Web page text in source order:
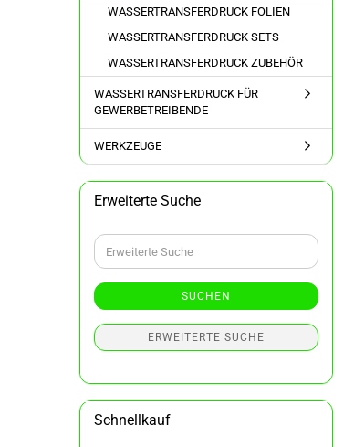
WASSERTRANSFERDRUCK FOLIEN
WASSERTRANSFERDRUCK SETS
WASSERTRANSFERDRUCK ZUBEHÖR
WASSERTRANSFERDRUCK FÜR
GEWERBETREIBENDE
WERKZEUGE
Erweiterte Suche
Erweiterte
Suche
SUCHEN
ERWEITERTE SUCHE
Schnellkauf